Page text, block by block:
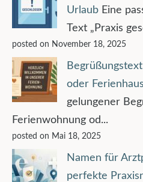
Urlaub Eine
Text „Praxis
posted on November 18, 2025
oder
gelungener
Ferienwohnung od...
posted on Mai 18, 2025
Namen für
perfekte